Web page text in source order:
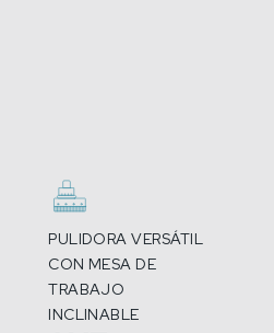
PULIDORA VERSÁTIL
CON MESA DE
TRABAJO
INCLINABLE